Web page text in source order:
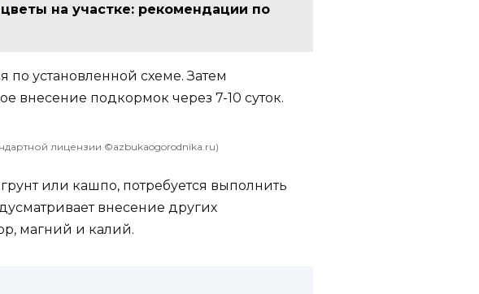
на участке: рекомендации по
по установленной схеме. Затем
внесение подкормок через 7-10 суток.
лицензии ©azbukaogorodnika.ru)
или кашпо, потребуется выполнить
внесение других
магний и калий.